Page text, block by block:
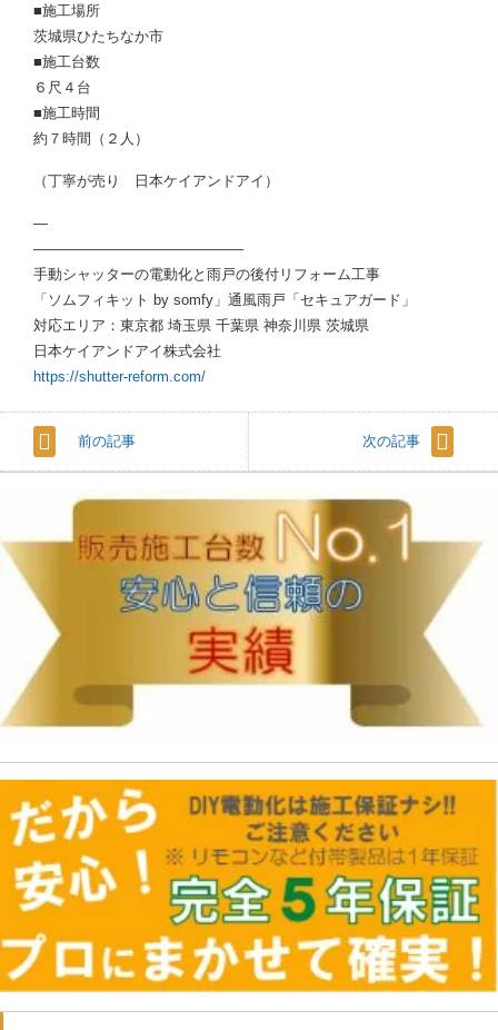
■施工場所
茨城県ひたちなか市
■施工台数
６尺４台
■施工時間
約７時間（２人）
（丁寧が売り 日本ケイアンドアイ）
—
——————————————–
手動シャッターの電動化と雨戸の後付リフォーム工事
「ソムフィキット by somfy」通風雨戸「セキュアガード」
対応エリア：東京都 埼玉県 千葉県 神奈川県 茨城県
日本ケイアンドアイ株式会社
https://shutter-reform.com/
前の記事 次の記事